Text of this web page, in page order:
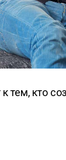
тем, кто